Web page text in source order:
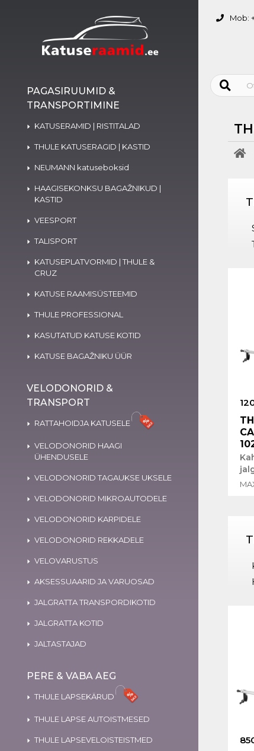
PAGASIRUUMID &
TRANSPORTIMINE
KATUSERAMID | RISTITALAD
THULE KATUSERAGID | KASTID
NEUMANN katuseboksid
HAAGISEKONKSU BAGAŽNIKUD |
KASTID
VEESPORT
TALISPORT
KATUSEPLATVORMID | THULE &
CRUZ
KATUSE RAAMISÜSTEEMID
THULE PROFESSIONAL
KASUTATUD KATUSE KOTID
KATUSE BAGAŽNIKU ÜÜR
VELODONORID &
TRANSPORT
RATTAHOIDJA KATUSELE
VELODONORID HAAGI
ÜHENDUSELE
VELODONORID TAGAUKSE UKSELE
VELODONORID MIKROAUTODELE
VELODONORID KARPIDELE
VELODONORID REKKADELE
VELOVARUSTUS
AKSESSUAARID JA VARUOSAD
JALGRATTA TRANSPORDIKOTID
JALGRATTA KOTID
JALTASTAJAD
PERE & VABA AEG
THULE LAPSEKÄRUD
THULE LAPSE AUTOISTMESED
THULE LAPSEVELOISTEISTMED
Mob: